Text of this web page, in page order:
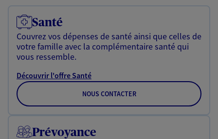
Santé
Couvrez vos dépenses de santé ainsi que celles de
votre famille avec la complémentaire santé qui
vous ressemble.
Découvrir l'offre Santé
NOUS CONTACTER
Prévoyance